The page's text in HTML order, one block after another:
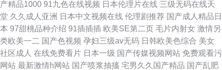
产精品1000 91九色在线视频 日本伦理片在线 三级无码在线天
堂 久久成人亚洲 日本中文视频在线 伦理剧推荐 国产成人精品日
本 97甜桃品种介绍 91插插插 欧美SE第二页 毛片内射女 激情另
类欧美一二 国产色视频 孕妇三级av无码 日韩欧美色综合 美女
社区成人 在线免费看片 日本一级 国产传媒视频网站 免费观看污
网站 最新激情h网站 国产喷浆抽搐 宅男久久国产精品 国产乱肥